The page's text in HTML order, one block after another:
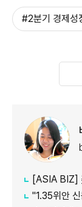
#2분기 경제성
[ASIA BIZ]
"1.35위안